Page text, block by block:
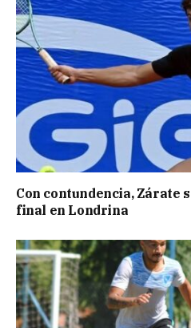
Con contundencia, Zárate
final en Londrina